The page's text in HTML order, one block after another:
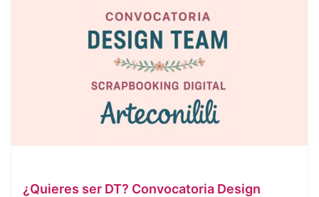
¿Quieres ser DT? Convocatoria Design